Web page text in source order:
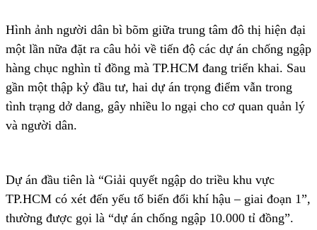
Hình ảnh người dân bì bõm giữa trung tâm đô thị hiện đại
một lần nữa đặt ra câu hỏi về tiến độ các dự án chống ngập
hàng chục nghìn tỉ đồng mà TP.HCM đang triển khai. Sau
gần một thập kỷ đầu tư, hai dự án trọng điểm vẫn trong
tình trạng dở dang, gây nhiều lo ngại cho cơ quan quản lý
và người dân.
Dự án đầu tiên là “Giải quyết ngập do triều khu vực
TP.HCM có xét đến yếu tố biến đổi khí hậu – giai đoạn 1”,
thường được gọi là “dự án chống ngập 10.000 tỉ đồng”.